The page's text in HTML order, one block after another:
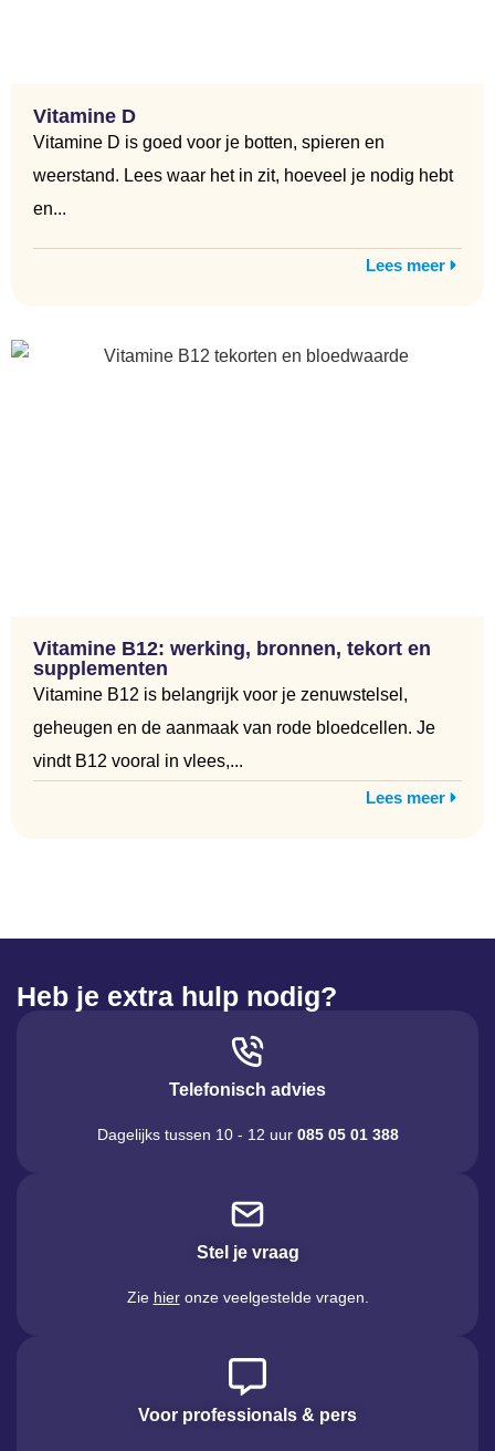
Vitamine D
Vitamine D is goed voor je botten, spieren en
weerstand. Lees waar het in zit, hoeveel je nodig hebt
en...
Lees meer
Vitamine B12: werking, bronnen, tekort en
supplementen
Vitamine B12 is belangrijk voor je zenuwstelsel,
geheugen en de aanmaak van rode bloedcellen. Je
vindt B12 vooral in vlees,...
Lees meer
Heb je extra hulp nodig?
Telefonisch advies
Dagelijks tussen 10 - 12 uur 085 05 01 388
Stel je vraag
Zie hieronze veelgestelde vragen.
Voor professionals & pers